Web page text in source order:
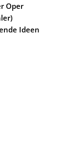
Oper
Ideen